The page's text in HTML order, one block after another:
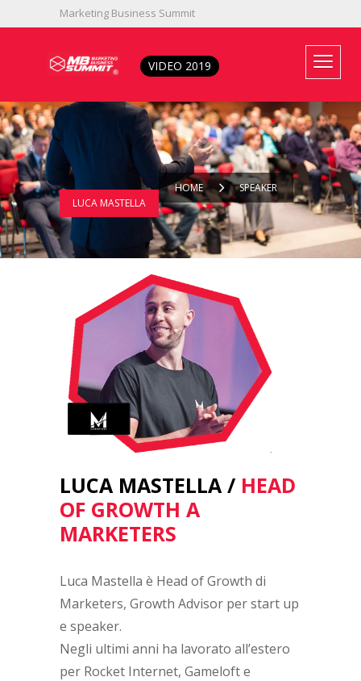
Marketing Business Summit
333 4521078 info@mbsummit.it
VIDEO 2019
HOME
SPEAKER
LUCA MASTELLA
LUCA MASTELLA / HEAD
OF GROWTH A
MARKETERS
Luca Mastella è Head of Growth di
Marketers, Growth Advisor per start up
e speaker.
Negli ultimi anni ha lavorato all’estero
per Rocket Internet, Gameloft e